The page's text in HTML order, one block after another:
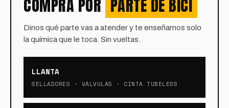
COMPRA POR PARTE DE BICI
Dinos qué parte vas a atender y te enseñamos solo
la química que le toca. Sin vueltas.
LLANTA
SELLADORES · VÁLVULAS · CINTA TUBELESS